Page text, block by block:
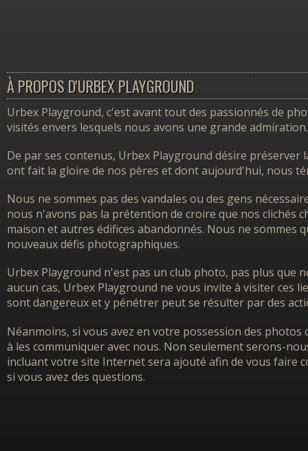
À PROPOS D'URBEX PLAYGROUND
Urbex Playground, c'est avant tout des passionnés de
visités envers lesquels nous avons une grande admiration.
De par ses contenus, Urbex Playground désire
ont fait la gloire de nos pères et dont aujourd'hui, nous
Nous ne sommes pas des vandales ou des gens
nous n'avons pas la prétention de croire que nos clichés
maison et autres édifices abandonnés. Nous ne sommes
nouveaux défis photographiques.
Urbex Playground n'est pas un club photo, pas plus que
aucun cas, Urbex Playground ne vous invite à visiter ces
sont dangereux et y pénétrer peut se résulter par des
Néanmoins, si vous avez en votre possession des
à les communiquer avec nous. Non seulement serons-
incluant votre site Internet sera ajouté afin de vous faire
si vous avez des questions.